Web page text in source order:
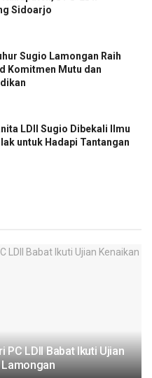
Sidoarjo
Sugio Lamongan Raih
Komitmen Mutu dan
LDII Sugio Dibekali Ilmu
untuk Hadapi Tantangan
PC LDII Babat Ikuti Ujian
Lamongan